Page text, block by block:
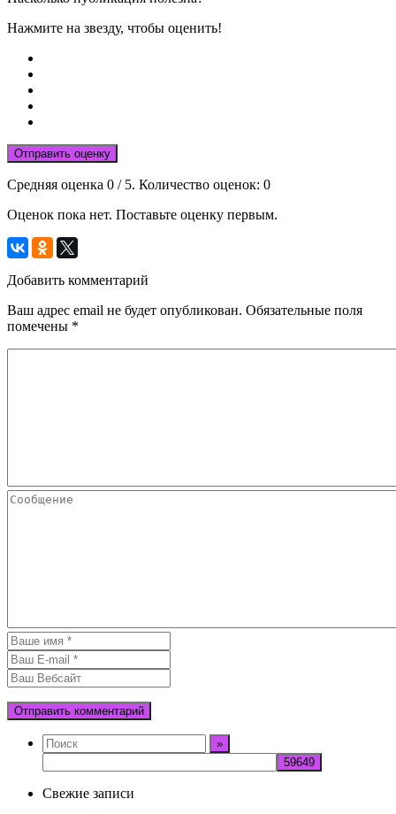
Нажмите на звезду, чтобы оценить!
Отправить оценку
Средняя оценка 0 / 5. Количество оценок: 0
Оценок пока нет. Поставьте оценку первым.
Добавить комментарий
Ваш адрес email не будет опубликован. Обязательные поля
помечены *
Свежие записи